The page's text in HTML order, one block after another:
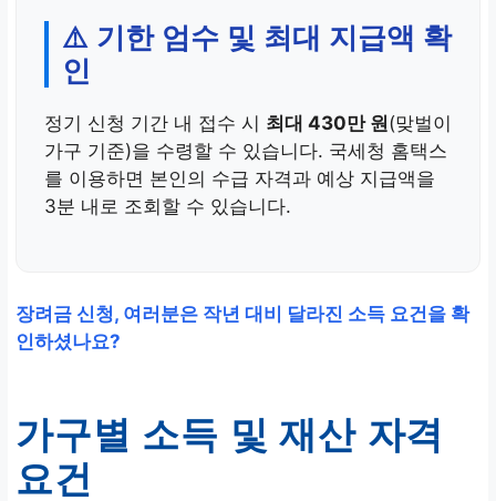
⚠️ 기한 엄수 및 최대 지급액 확
인
정기 신청 기간 내 접수 시 최대 430만 원(맞벌이
가구 기준)을 수령할 수 있습니다. 국세청 홈택스
를 이용하면 본인의 수급 자격과 예상 지급액을
3분 내로 조회할 수 있습니다.
장려금 신청, 여러분은 작년 대비 달라진 소득 요건을 확
인하셨나요?
가구별 소득 및 재산 자격
요건